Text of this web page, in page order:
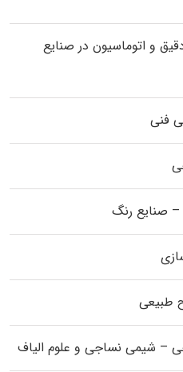
و اتوماسیون در صنایع
فنی
– صنایع رنگ
طبیعی
– شیمی نساجی و علوم الیاف